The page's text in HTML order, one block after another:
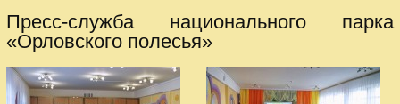
Пресс-служба национального парка
«Орловского полесья»